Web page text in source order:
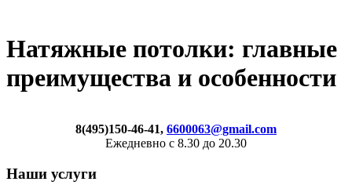
Натяжные потолки: главные
преимущества и особенности
8(495)150-46-41, 6600063@gmail.com
Ежедневно с 8.30 до 20.30
Наши услуги